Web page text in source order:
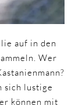
auf in den
Wer
sich lustige
können mit